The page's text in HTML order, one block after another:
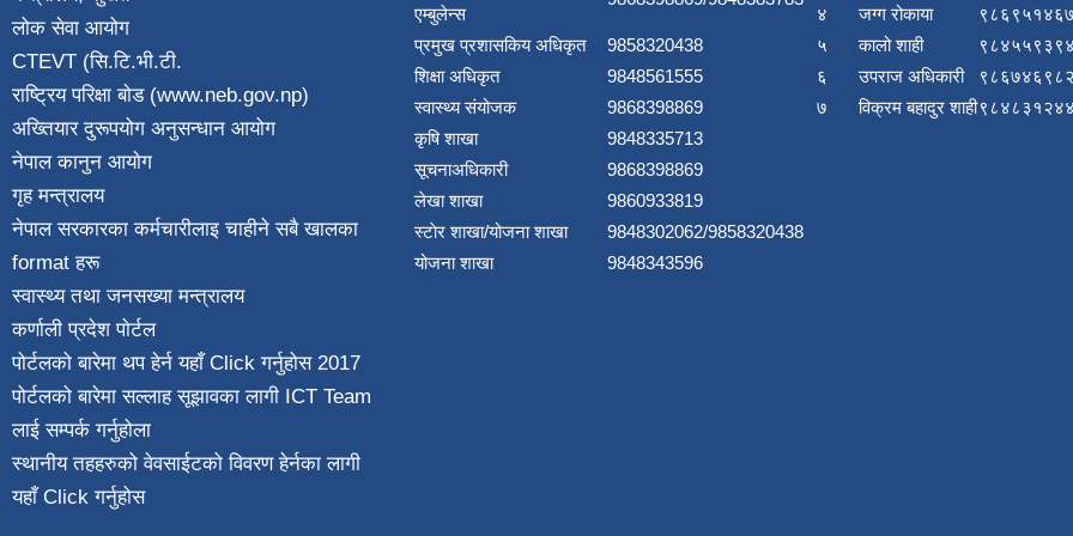
लोक सेवा आयोग
CTEVT (सि.टि.भी.टी.
राष्ट्रिय परिक्षा बाेड (www.neb.gov.np)
अख्तियार दुरूपयोग अनुसन्धान आयोग
नेपाल कानुन आयाेग
गृह मन्त्रालय
नेपाल सरकारका कर्मचारीलाइ चाहीने सबै खालका
format हरू
स्वास्थ्य तथा जनस‌ख्या मन्त्रालय
कर्णाली प्रदेश पाेर्टल
पोर्टलको बारेमा थप हेर्नयहाँ Click गर्नुहोस2017
पोर्टलको बारेमा सल्लाह सूझावका लागी ICT Team
लाई सम्पर्क गर्नुहोला
स्थानीय तहहरुको वेवसाईटको विवरण हेर्नका लागी
यहाँ Click गर्नुहोस
एम्बुलेन्स
प्रमुख प्रशासकिय अधिकृत
9858320438
शिक्षा अधिकृत
9848561555
स्वास्थ्य संयोजक
9868398869
कृषि शाखा
9848335713
सूचनाअधिकारी
9868398869
लेखा शाखा
9860933819
स्टाेर शाखा/योजना शाखा
9848302062/9858320438
योजना शाखा
9848343596
४
जग्ग रोकाया
५
कालो शाही
६
उपराज अधिकारी
७
विक्रम बहादुर शाही